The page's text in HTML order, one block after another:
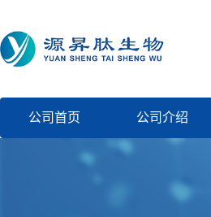
公司首页 公司介绍